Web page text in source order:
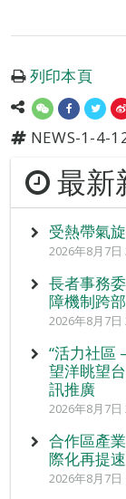
列印本頁
NEWS-1-4-
最新
受熱帶氣
2026年8月7日
長者事務
障機制跨
2026年8月7日
“活力社區
望洋眺望
訊推廣
2026年8月7日
合作區產
際化再提速
2026年8月7日